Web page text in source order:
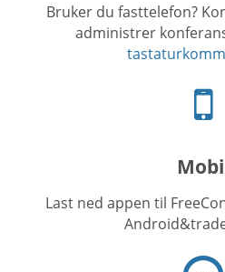
Bruker du fasttelefon?
administrer
Last ned appen til